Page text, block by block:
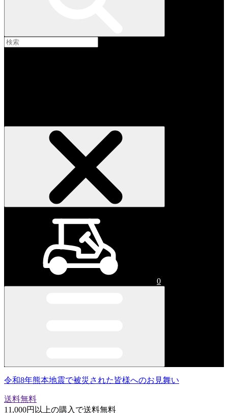
0
令和8年熊本地震で被災された皆様へのお見舞い
送料無料
11,000円以上の購入で送料無料